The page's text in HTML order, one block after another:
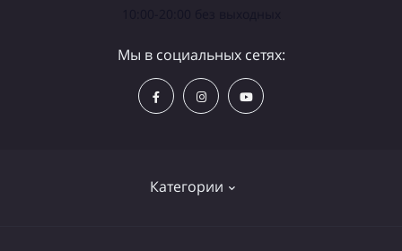
Категории
Мы в социальных сетях: